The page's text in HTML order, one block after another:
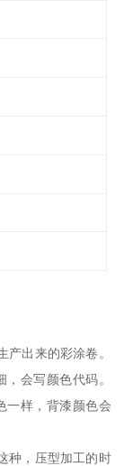
出来的彩涂卷。
会写颜色代码。
一样，背漆颜色会
种，压型加工的时